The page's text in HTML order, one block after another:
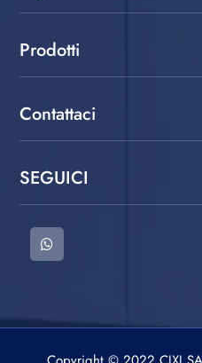
Prodotti
Contattaci
SEGUICI